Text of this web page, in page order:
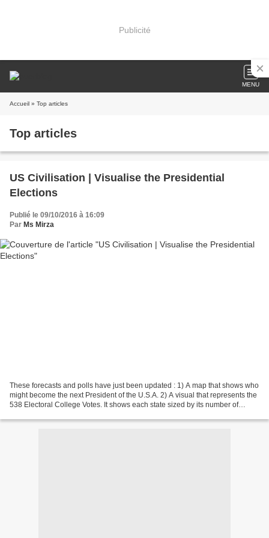
Publicité
MENU
Accueil » Top articles
Top articles
US Civilisation | Visualise the Presidential
Elections
Publié le 09/10/2016 à 16:09
Par Ms Mirza
These forecasts and polls have just been updated : 1) A map that shows who
might become the next President of the U.S.A. 2) A visual that represents the
538 Electoral College Votes. It shows each state sized by its number of